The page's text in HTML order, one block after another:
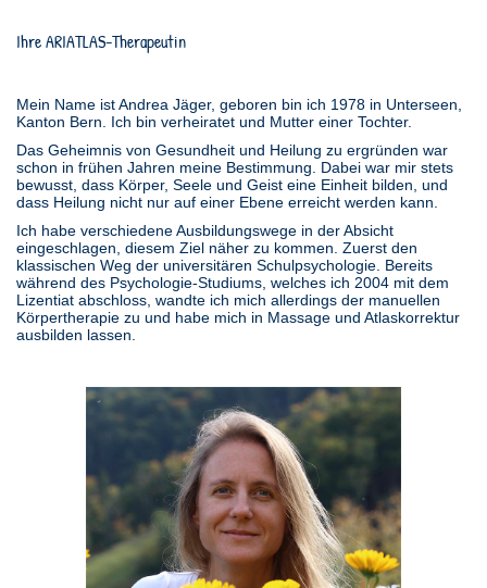
Ihre ARIATLAS-Therapeutin
Mein Name ist Andrea Jäger, geboren bin ich 1978 in Unterseen,
Kanton Bern. Ich bin verheiratet und Mutter einer Tochter.
Das Geheimnis von Gesundheit und Heilung zu ergründen war
schon in frühen Jahren meine Bestimmung. Dabei war mir stets
bewusst, dass Körper, Seele und Geist eine Einheit bilden, und
dass Heilung nicht nur auf einer Ebene erreicht werden kann.
Ich habe verschiedene Ausbildungswege in der Absicht
eingeschlagen, diesem Ziel näher zu kommen. Zuerst den
klassischen Weg der universitären Schulpsychologie. Bereits
während des Psychologie-Studiums, welches ich 2004 mit dem
Lizentiat abschloss, wandte ich mich allerdings der manuellen
Körpertherapie zu und habe mich in Massage und Atlaskorrektur
ausbilden lassen.